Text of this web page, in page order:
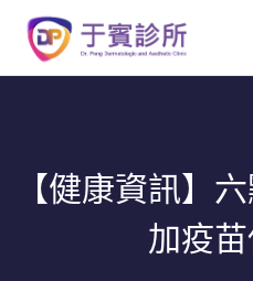
【健康資訊】
加疫